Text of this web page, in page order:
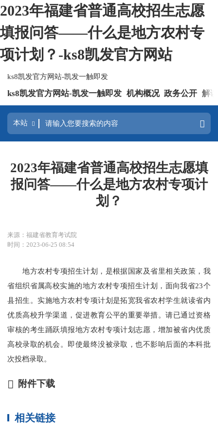
2023年福建省普通高校招生志愿
填报问答——什么是地方农村专
项计划？-ks8凯发官方网站
ks8凯发官方网站-凯发一触即发
ks8凯发官方网站-凯发一触即发 机构概况 政务公开 解
2023年福建省普通高校招生志愿填
报问答——什么是地方农村专项计
划？
来源：福建省教育考试院
时间：2023-06-25 08:54
地方农村专项招生计划，是根据国家及省里相关政策，我
省组织省属高校实施的地方农村专项招生计划，面向我省23个
县招生。实施地方农村专项计划是拓宽我省农村学生就读省内
优质高校升学渠道，促进教育公平的重要举措。请已通过资格
审核的考生踊跃填报地方农村专项计划志愿，增加被省内优质
高校录取的机会。即使最终没被录取，也不影响后面的本科批
次投档录取。
附件下载
相关链接